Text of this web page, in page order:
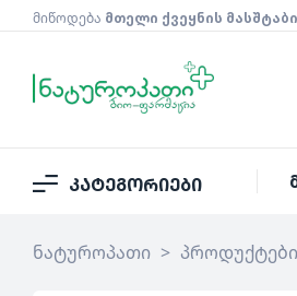
მიწოდება მთელი ქვეყნის
კატეგორიები
ნატუროპათი > პროდუქტები